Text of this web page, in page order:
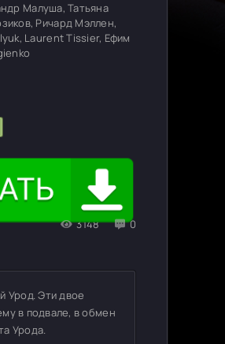
3148 0
Малуша, Татьяна
Ричард Мэллен,
Laurent Tissier, Ефим
Урод. Эти двое
в подвале, в обмен
Урода.